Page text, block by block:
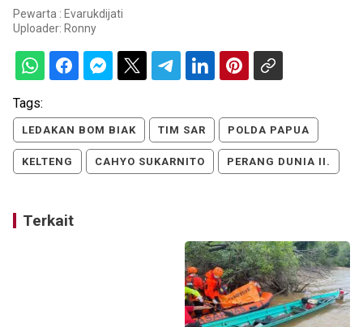
Pewarta : Evarukdijati
Uploader: Ronny
Tags:
LEDAKAN BOM BIAK TIM SAR POLDA PAPUA
KELTENG CAHYO SUKARNITO PERANG DUNIA II.
Terkait